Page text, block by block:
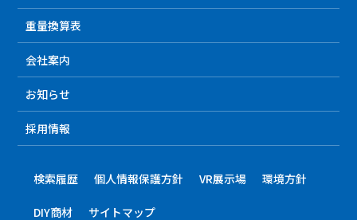
重量換算表
会社案内
お知らせ
採用情報
検索履歴 個人情報保護方針 VR展示場 環境方針
DIY商材 サイトマップ